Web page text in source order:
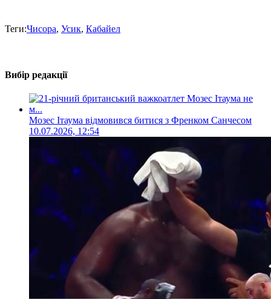
Теги:Чисора, Усик, Кабайел
Вибір редакції
Мозес Ітаума відмовився битися з Френком Санчесом
10.07.2026, 12:54